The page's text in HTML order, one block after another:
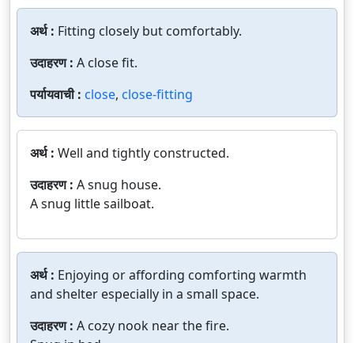
अर्थ : Fitting closely but comfortably.
उदाहरण : A close fit.
पर्यायवाची : close, close-fitting
अर्थ : Well and tightly constructed.
उदाहरण : A snug house.
A snug little sailboat.
अर्थ : Enjoying or affording comforting warmth
and shelter especially in a small space.
उदाहरण : A cozy nook near the fire.